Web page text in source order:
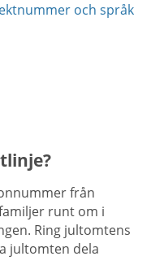
och språk
från
runt om i
Ring jultomtens
jultomten dela